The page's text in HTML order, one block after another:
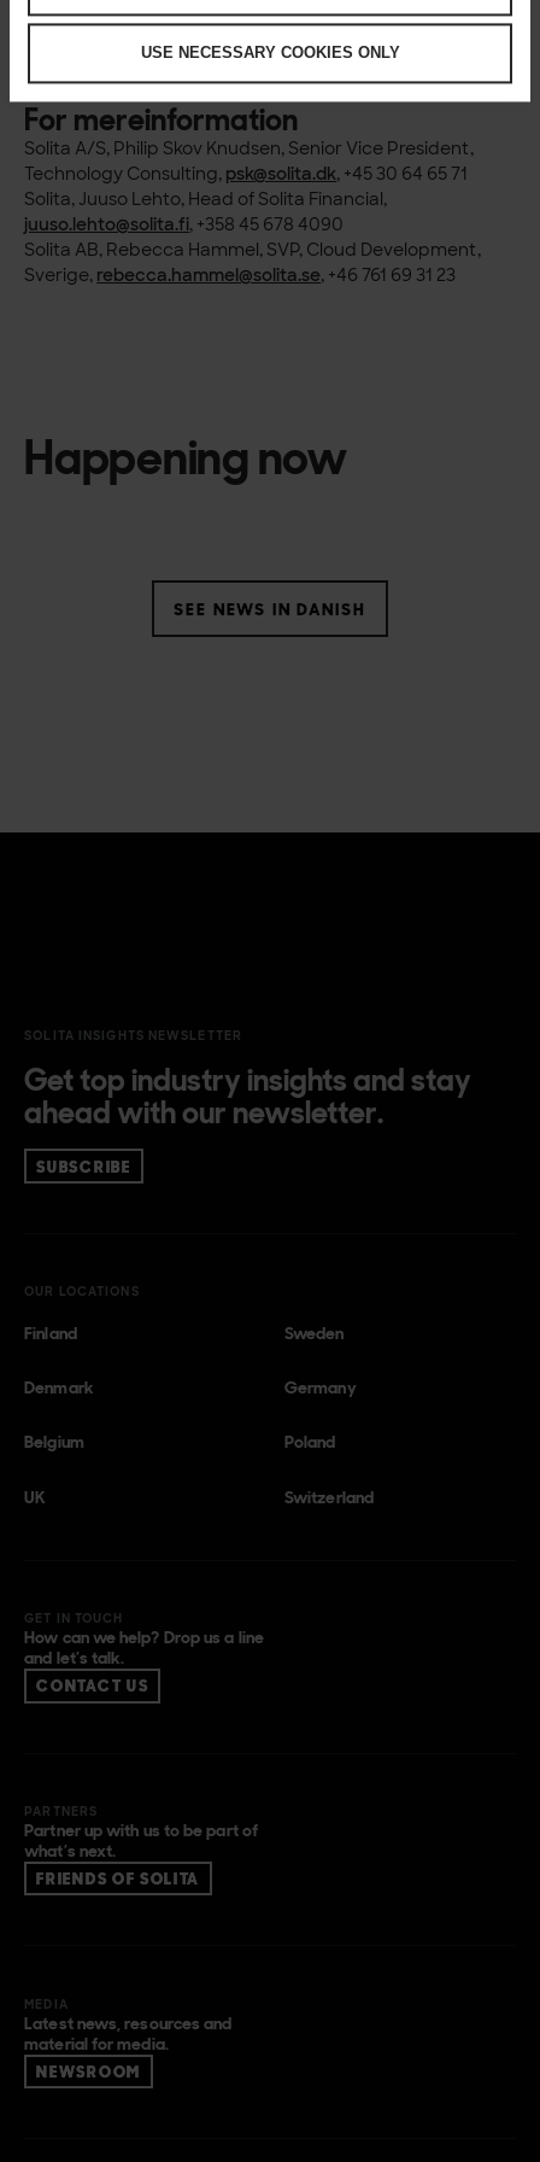
USE NECESSARY COOKIES ONLY
Solita Financial Industry Cloud
For mereinformation
Solita A/S, Philip Skov Knudsen, Senior Vice President,
Technology Consulting, psk@solita.dk, +45 30 64 65 71
Solita, Juuso Lehto, Head of Solita Financial,
juuso.lehto@solita.fi, +358 45 678 4090
Solita AB, Rebecca Hammel, SVP, Cloud Development,
Sverige, rebecca.hammel@solita.se, +46 761 69 31 23
Happening now
SEE NEWS IN DANISH
SOLITA INSIGHTS NEWSLETTER
Get top industry insights and stay
ahead with our newsletter.
SUBSCRIBE
OUR LOCATIONS
Finland Sweden
Denmark Germany
Belgium Poland
UK Switzerland
GET IN TOUCH
How can we help? Drop us a line
and let’s talk.
CONTACT US
PARTNERS
Partner up with us to be part of
what’s next.
FRIENDS OF SOLITA
MEDIA
Latest news, resources and
material for media.
NEWSROOM